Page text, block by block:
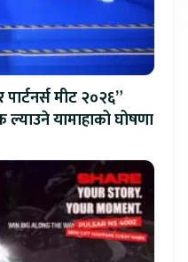
मीट २०२६”
ल्याउने यामाहाको घोषणा